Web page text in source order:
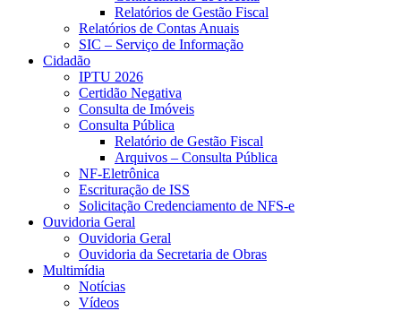
Relatórios de Gestão Fiscal
Relatórios de Contas Anuais
SIC – Serviço de Informação
Cidadão
IPTU 2026
Certidão Negativa
Consulta de Imóveis
Consulta Pública
Relatório de Gestão Fiscal
Arquivos – Consulta Pública
NF-Eletrônica
Escrituração de ISS
Solicitação Credenciamento de NFS-e
Ouvidoria Geral
Ouvidoria Geral
Ouvidoria da Secretaria de Obras
Multimídia
Notícias
Vídeos